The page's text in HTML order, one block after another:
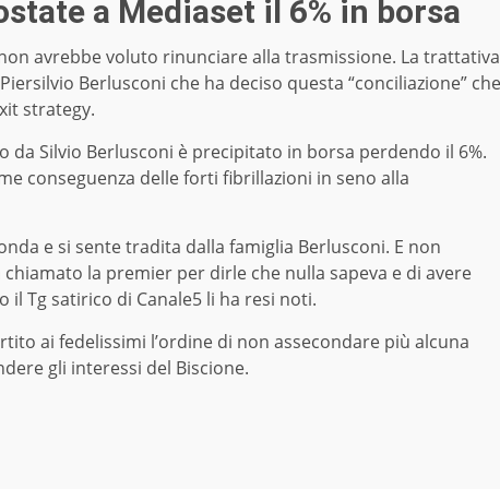
a Mediaset il 6% in borsa
avrebbe voluto rinunciare alla trasmissione. La trattativa
Berlusconi che ha deciso questa “conciliazione” che
strategy.
Silvio Berlusconi è precipitato in borsa perdendo il 6%.
conseguenza delle forti fibrillazioni in seno alla
e si sente tradita dalla famiglia Berlusconi. E non
la premier per dirle che nulla sapeva e di avere
il Tg satirico di Canale5 li ha resi noti.
ai fedelissimi l’ordine di non assecondare più alcuna
gli interessi del Biscione.